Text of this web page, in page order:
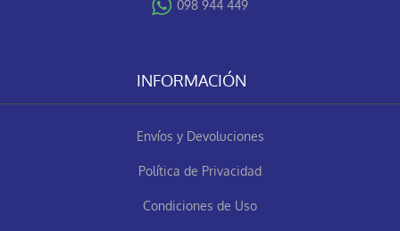
098 944 449
INFORMACIÓN
Envíos y Devoluciones
Política de Privacidad
Condiciones de Uso